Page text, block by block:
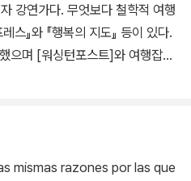
강연가다. 무엇보다 철학적 여행
스』와 『행복의 지도』 등이 있다.
으며 [워싱턴포스트]와 여행잡지
mismas razones por las que